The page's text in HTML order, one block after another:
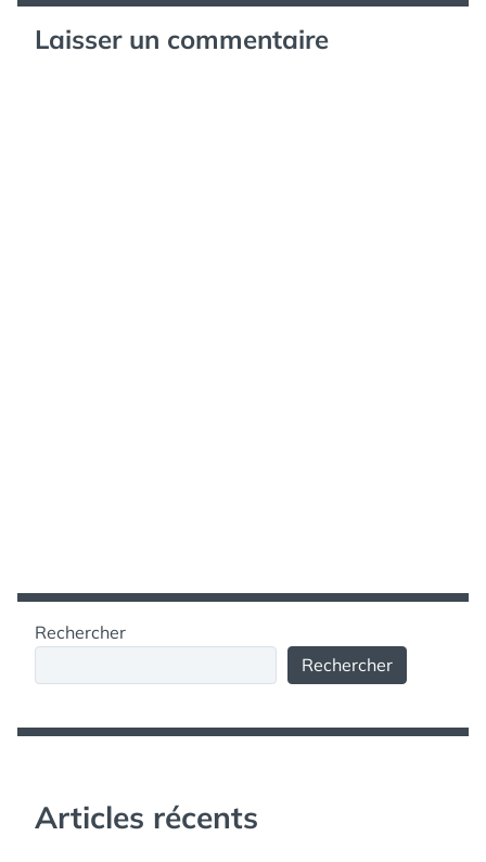
Laisser un commentaire
Rechercher
Rechercher
Articles récents